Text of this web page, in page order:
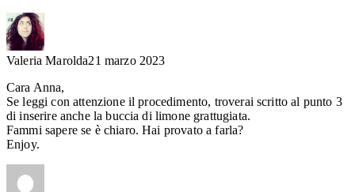
Valeria Marolda21 marzo 2023
Cara Anna,
Se leggi con attenzione il procedimento, troverai scritto al punto 3
di inserire anche la buccia di limone grattugiata.
Fammi sapere se è chiaro. Hai provato a farla?
Enjoy.